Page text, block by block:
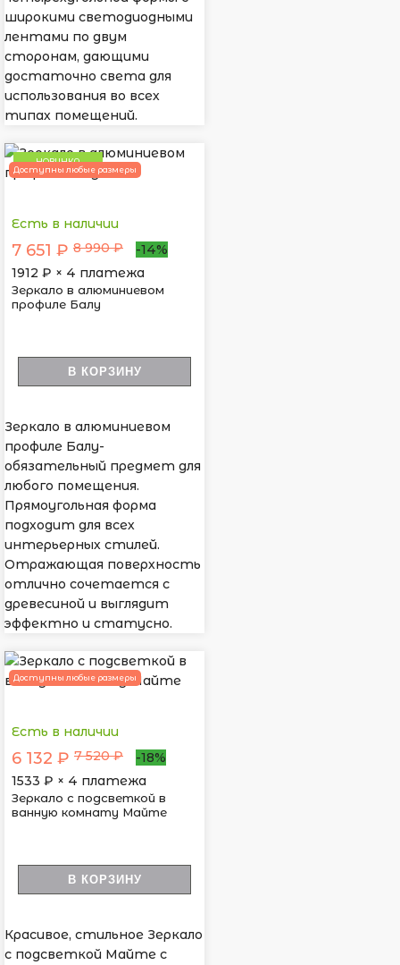
широкими светодиодными
лентами по двум
сторонам, дающими
достаточно света для
использования во всех
типах помещений.
НОВИНКА
Доступны любые размеры
Есть в наличии
7 651 ₽ 8 990 ₽
-14%
1912 ₽ × 4 платежа
Зеркало в алюминиевом
профиле Балу
В КОРЗИНУ
Зеркало в алюминиевом
профиле Балу-
обязательный предмет для
любого помещения.
Прямоугольная форма
подходит для всех
интерьерных стилей.
Отражающая поверхность
отлично сочетается с
древесиной и выглядит
эффектно и статусно.
Доступны любые размеры
Есть в наличии
6 132 ₽ 7 520 ₽
-18%
1533 ₽ × 4 платежа
Зеркало с подсветкой в
ванную комнату Майте
В КОРЗИНУ
Красивое, стильное Зеркало
с подсветкой Майте с